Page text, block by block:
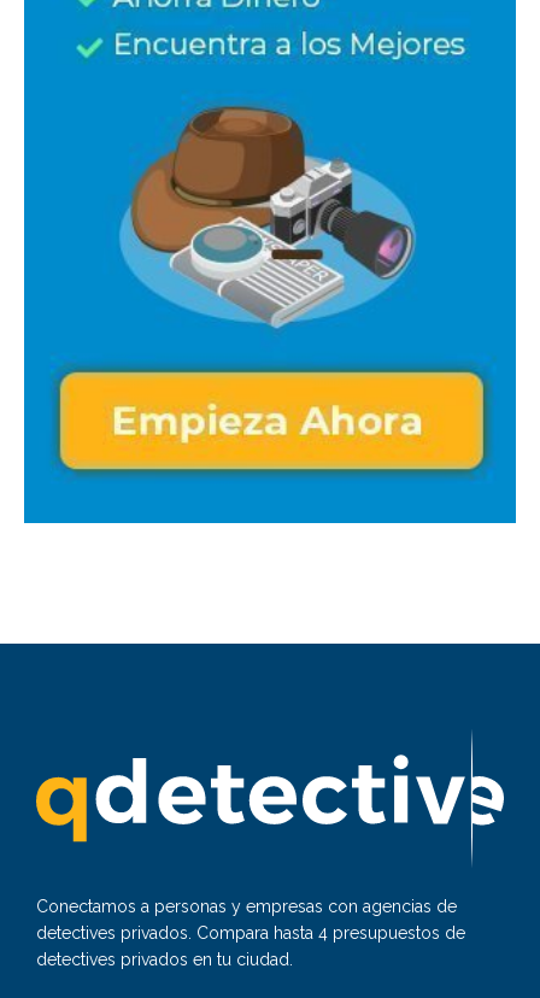
Conectamos a personas y empresas con agencias de
detectives privados. Compara hasta 4 presupuestos de
detectives privados en tu ciudad.